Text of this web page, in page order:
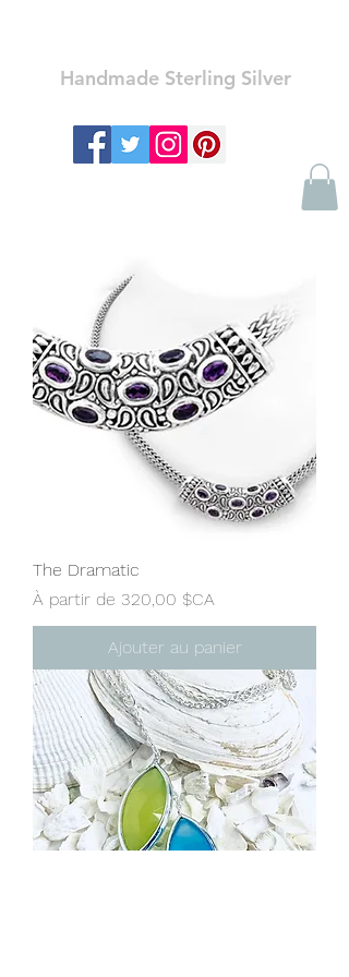
Handmade Sterling Silver
The Dramatic
À partir de 320,00 $CA
Prix promotionnel
Ajouter au panier